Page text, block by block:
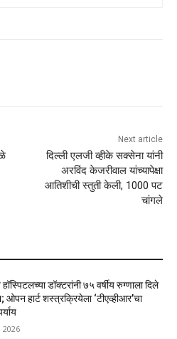
Next article
दिल्ली एलजी व्हीके सक्सेना यांनी
अरविंद केजरीवाल यांच्यापेक्षा
आतिशीची स्तुती केली, 1000 पट
चांगले
हॉस्पिटलच्या डॉक्टरांनी ७५ वर्षीय रुग्णाला दिले
ओपन हार्ट शस्त्रक्रियेला ‘टीएव्हीआर’चा
2026